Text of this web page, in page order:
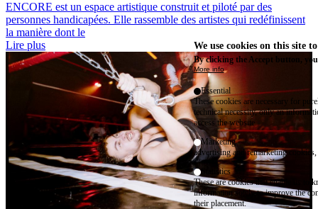
ENCORE est un espace artistique construit et piloté par des
personnes handicapées. Elle rassemble des artistes qui redéfinissent
la manière dont le
Lire plus
We use cookies on this site
By clicking the Accept button,
More info
Essential
These cookies are necessary for
technical necessity, only an
access the website.
Marketing
advertising and remarketing cookies,
Statistics
These are cookies that enable us to
information solely to improve the
their placement.